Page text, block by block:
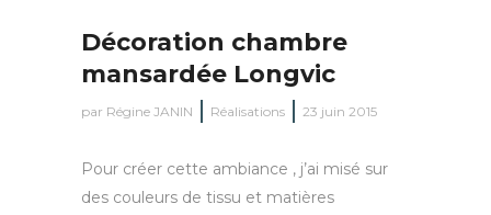
Décoration chambre
mansardée Longvic
par Régine JANIN Réalisations 23 juin 2015
Pour créer cette ambiance , j’ai misé sur
des couleurs de tissu et matières